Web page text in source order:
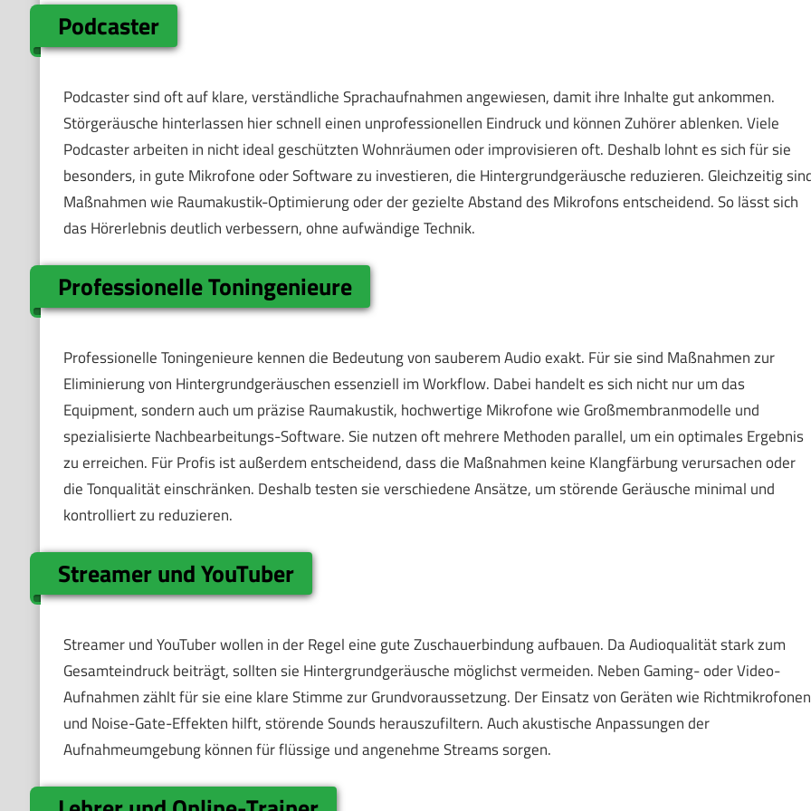
Podcaster
Podcaster sind oft auf klare, verständliche Sprachaufnahmen angewiesen, damit ihre Inhalte gut ankommen.
Störgeräusche hinterlassen hier schnell einen unprofessionellen Eindruck und können Zuhörer ablenken. Viele
Podcaster arbeiten in nicht ideal geschützten Wohnräumen oder improvisieren oft. Deshalb lohnt es sich für sie
besonders, in gute Mikrofone oder Software zu investieren, die Hintergrundgeräusche reduzieren. Gleichzeitig
Maßnahmen wie Raumakustik-Optimierung oder der gezielte Abstand des Mikrofons entscheidend. So lässt sich
das Hörerlebnis deutlich verbessern, ohne aufwändige Technik.
Professionelle Toningenieure
Professionelle Toningenieure kennen die Bedeutung von sauberem Audio exakt. Für sie sind Maßnahmen zur
Eliminierung von Hintergrundgeräuschen essenziell im Workflow. Dabei handelt es sich nicht nur um das
Equipment, sondern auch um präzise Raumakustik, hochwertige Mikrofone wie Großmembranmodelle und
spezialisierte Nachbearbeitungs-Software. Sie nutzen oft mehrere Methoden parallel, um ein optimales Ergebnis
zu erreichen. Für Profis ist außerdem entscheidend, dass die Maßnahmen keine Klangfärbung verursachen oder
die Tonqualität einschränken. Deshalb testen sie verschiedene Ansätze, um störende Geräusche minimal und
kontrolliert zu reduzieren.
Streamer und YouTuber
Streamer und YouTuber wollen in der Regel eine gute Zuschauerbindung aufbauen. Da Audioqualität stark zum
Gesamteindruck beiträgt, sollten sie Hintergrundgeräusche möglichst vermeiden. Neben Gaming- oder Video-
Aufnahmen zählt für sie eine klare Stimme zur Grundvoraussetzung. Der Einsatz von Geräten wie Richtmikrofonen
und Noise-Gate-Effekten hilft, störende Sounds herauszufiltern. Auch akustische Anpassungen der
Aufnahmeumgebung können für flüssige und angenehme Streams sorgen.